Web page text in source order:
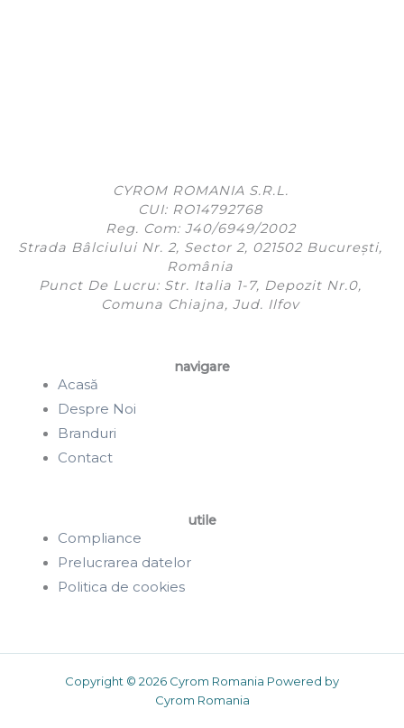
CYROM ROMANIA S.R.L.
CUI: RO14792768
Reg. Com: J40/6949/2002
Strada Bâlciului Nr. 2, Sector 2, 021502 București,
România
Punct De Lucru: Str. Italia 1-7, Depozit Nr.0,
Comuna Chiajna, Jud. Ilfov
navigare
Acasă
Despre Noi
Branduri
Contact
utile
Compliance
Prelucrarea datelor
Politica de cookies
Copyright © 2026 Cyrom Romania Powered by
Cyrom Romania